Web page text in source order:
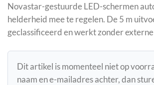
Novastar-gestuurde LED-schermen
helderheid mee te regelen. De 5 m
geclassificeerd en werkt zonder
Dit artikel is momenteel niet op
naam en e-mailadres achter, dan